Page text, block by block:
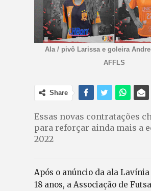
Ala / pivô Larissa e goleira
AFFLS
Share
Essas novas contratações
para reforçar ainda mais a
2022
Após o anúncio da ala
18 anos, a Associação de